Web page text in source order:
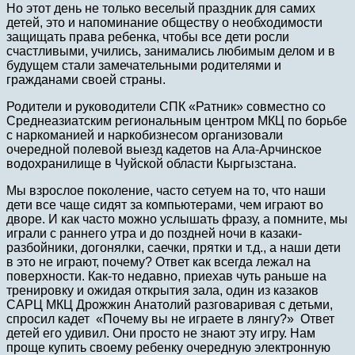
Но этот день не только веселый праздник для самих
детей, это и напоминание обществу о необходимости
защищать права ребенка, чтобы все дети росли
счастливыми, учились, занимались любимым делом и в
будущем стали замечательными родителями и
гражданами своей страны.
Родители и руководители СПК «Ратник» совместно со
Среднеазиатским региональным центром МКЦ по борьбе
с наркоманией и наркобизнесом организовали
очередной полевой выезд кадетов на Ала-Арчинское
водохранилище в Чуйской области Кыргызстана.
Мы взрослое поколение, часто сетуем на то, что наши
дети все чаще сидят за компьютерами, чем играют во
дворе. И как часто можно услышать фразу, а помните, мы
играли с раннего утра и до поздней ночи в казаки-
разбойники, догонялки, саечки, прятки и т.д., а наши дети
в это не играют, почему? Ответ как всегда лежал на
поверхности. Как-то недавно, приехав чуть раньше на
тренировку и ожидая открытия зала, один из казаков
САРЦ МКЦ Дрожжин Анатолий разговаривая с детьми,
спросил кадет «Почему вы не играете в лянгу?» Ответ
детей его удивил. Они просто не знают эту игру. Нам
проще купить своему ребенку очередную электронную